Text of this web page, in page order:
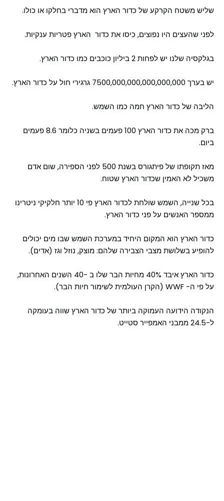
שליש משטח הקרקע של כדור הארץ הוא מדברי בחלקו או כולו.
לפני שהעצים היו נפוצים, כיסו את כדור הארץ פטריות ענקיות.
בגלקסיה שלנו יש לפחות 2 ביליון כוכבים כמו כדור הארץ.
יש בערך 7500,000,000,000,000,000 גרגירי חול על כדור הארץ.
הליבה של כדור הארץ חמה כמו השמש.
ברק מכה את כדור הארץ 100 פעמים בשניה כלומר 8.6 פעמים
ביום.
מאז תקופתו של פיתגורס בשנת 500 לפני הספירה, שום אדם
משכיל לא האמין שכדור הארץ שטוח.
בכל שנייה, השמש שולחת לכדור הארץ פי 10 יותר חלקיקי ניטרינו
ממספר האנשים על פני כדור הארץ.
כדור הארץ הוא המקום היחיד במערכת השמש שבו מים יכולים
להופיע בשלושת מצבי הצבירה שלהם: מוצק, נוזל וגז (אדים).
כדור הארץ איבד 40% מחיות הבר שלו ב -40 השנים האחרונות,
על פי ה- WWF (הקרן העולמית לשימור חיות הבר).
הנקודה הידועה העמוקה ביותר של כדור הארץ שווה בעומקה
ל-24.5 ממבני האמפייר סטייט.